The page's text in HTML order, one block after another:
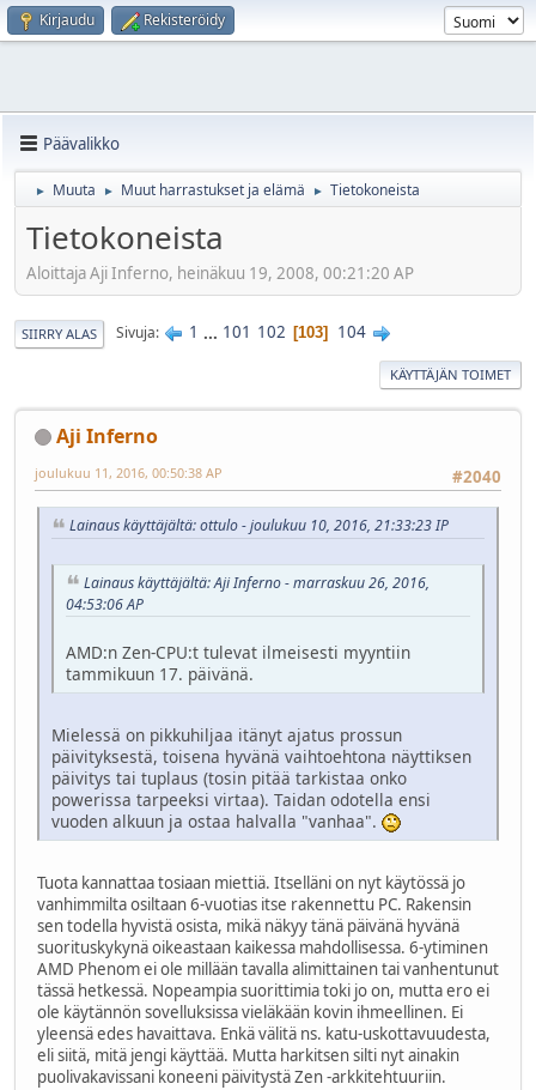
Kirjaudu Rekisteröidy
Päävalikko
► Muuta ► Muut harrastukset ja elämä ► Tietokoneista
Tietokoneista
Aloittaja Aji Inferno, heinäkuu 19, 2008, 00:21:20 AP
SIIRRY ALAS Sivuja 1 ... 101 102 103 104
KÄYTTÄJÄN TOIMET
Aji Inferno
#2040
joulukuu 11, 2016, 00:50:38 AP
Lainaus käyttäjältä: ottulo - joulukuu 10, 2016, 21:33:23 IP
Lainaus käyttäjältä: Aji Inferno - marraskuu 26, 2016,
04:53:06 AP
AMD:n Zen-CPU:t tulevat ilmeisesti myyntiin
tammikuun 17. päivänä.
Mielessä on pikkuhiljaa itänyt ajatus prossun
päivityksestä, toisena hyvänä vaihtoehtona näyttiksen
päivitys tai tuplaus (tosin pitää tarkistaa onko
powerissa tarpeeksi virtaa). Taidan odotella ensi
vuoden alkuun ja ostaa halvalla "vanhaa".
Tuota kannattaa tosiaan miettiä. Itselläni on nyt käytössä jo
vanhimmilta osiltaan 6-vuotias itse rakennettu PC. Rakensin
sen todella hyvistä osista, mikä näkyy tänä päivänä hyvänä
suorituskykynä oikeastaan kaikessa mahdollisessa. 6-ytiminen
AMD Phenom ei ole millään tavalla alimittainen tai vanhentunut
tässä hetkessä. Nopeampia suorittimia toki jo on, mutta ero ei
ole käytännön sovelluksissa vieläkään kovin ihmeellinen. Ei
yleensä edes havaittava. Enkä välitä ns. katu-uskottavuudesta,
eli siitä, mitä jengi käyttää. Mutta harkitsen silti nyt ainakin
puolivakavissani koneeni päivitystä Zen -arkkitehtuuriin.